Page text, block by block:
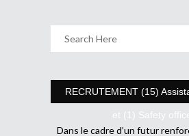
RECRUTEMENT (15)
et (1) Safety
Dans le cadre d’un futur